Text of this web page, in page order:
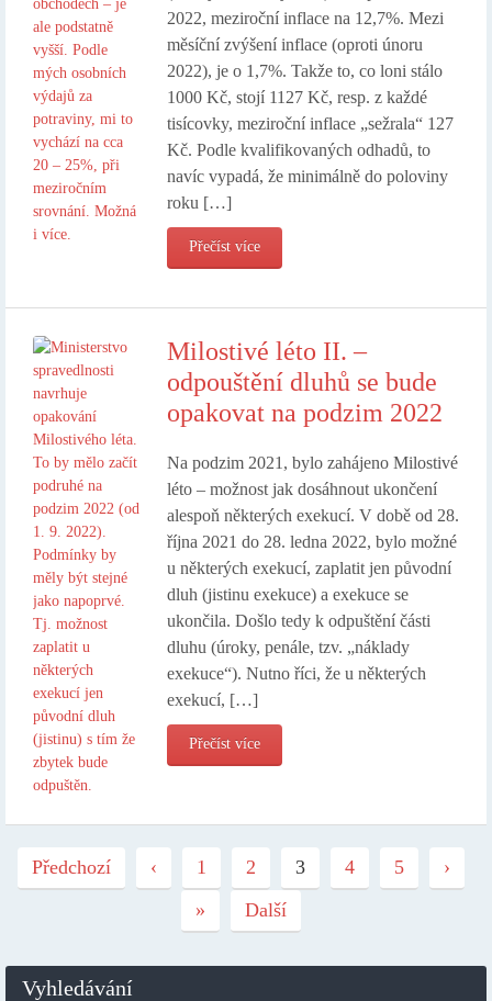
2022, meziroční inflace na 12,7%. Mezi
měsíční zvýšení inflace (oproti únoru
2022), je o 1,7%. Takže to, co loni stálo
1000 Kč, stojí 1127 Kč, resp. z každé
tisícovky, meziroční inflace „sežrala“ 127
Kč. Podle kvalifikovaných odhadů, to
navíc vypadá, že minimálně do poloviny
roku […]
Přečíst více
Milostivé léto II. –
odpouštění dluhů se bude
opakovat na podzim 2022
Na podzim 2021, bylo zahájeno Milostivé
léto – možnost jak dosáhnout ukončení
alespoň některých exekucí. V době od 28.
října 2021 do 28. ledna 2022, bylo možné
u některých exekucí, zaplatit jen původní
dluh (jistinu exekuce) a exekuce se
ukončila. Došlo tedy k odpuštění části
dluhu (úroky, penále, tzv. „náklady
exekuce“). Nutno říci, že u některých
exekucí, […]
Přečíst více
Předchozí ‹ 1 2 3 4 5
›
»
Další
Vyhledávání